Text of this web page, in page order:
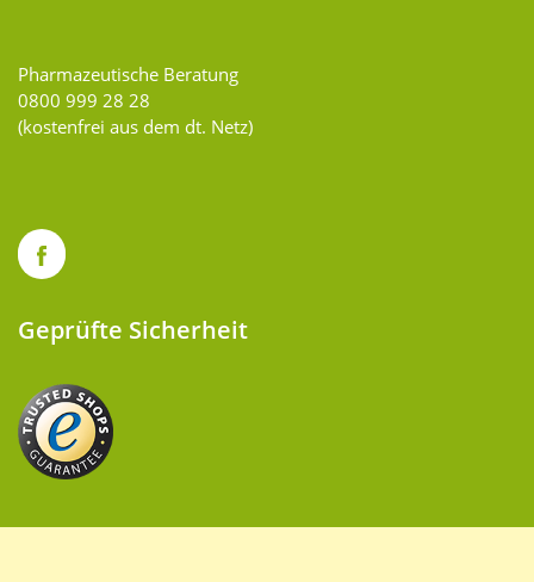
Pharmazeutische Beratung
0800 999 28 28
(kostenfrei aus dem dt. Netz)
Geprüfte Sicherheit